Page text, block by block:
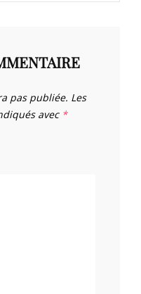
pas publiée. Les
avec *